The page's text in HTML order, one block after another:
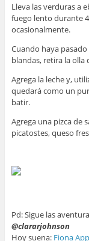
Lleva las verduras a
fuego lento durante
ocasionalmente.
Cuando haya
blandas, retira la olla
Agrega la leche y,
quedará como un
batir.
Agrega una pizca de
picatostes, queso
Pd: Sigue las
@clararjohnson
Hoy suena: Fiona